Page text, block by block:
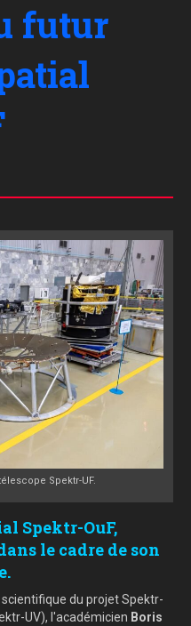
futur
Spektr-UF.
Spektr-OuF,
le cadre de son
du projet Spektr-
UV), l'académicien Boris